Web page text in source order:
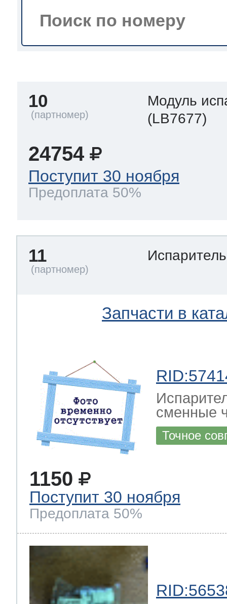
по уходу
холод.камер
10
Модуль
(LB7677)
24754
Поступит 30 ноября
Предоплата 50%
11
Запчасти в
сменные
Точное
1150
Поступит 30 ноября
Предоплата 50%